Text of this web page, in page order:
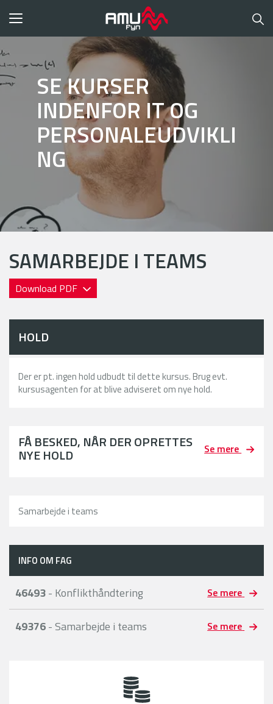
Toggle
SE KURSER
INDENFOR IT OG
PERSONALEUDVIKLI
NG
SAMARBEJDE I TEAMS
Download PDF
HOLD
Der er pt. ingen hold udbudt til dette kursus. Brug evt.
kursusagenten for at blive adviseret om nye hold.
FÅ BESKED, NÅR DER OPRETTES
NYE HOLD Se mere
Samarbejde i teams
INFO OM FAG
46493- Konflikthåndtering Se mere
49376- Samarbejde i teams Se mere